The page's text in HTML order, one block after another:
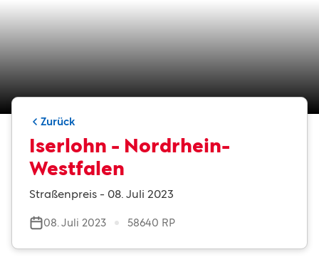
Zurück
Iserlohn - Nordrhein-
Westfalen
Straßenpreis - 08. Juli 2023
08. Juli 2023 58640 RP